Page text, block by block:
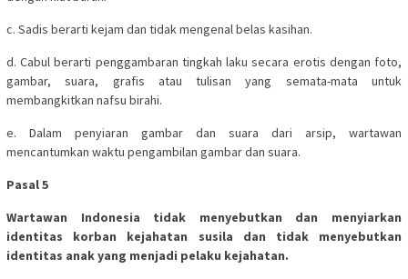
c. Sadis berarti kejam dan tidak mengenal belas kasihan.
d. Cabul berarti penggambaran tingkah laku secara erotis dengan foto,
gambar, suara, grafis atau tulisan yang semata-mata untuk
membangkitkan nafsu birahi.
e. Dalam penyiaran gambar dan suara dari arsip, wartawan
mencantumkan waktu pengambilan gambar dan suara.
Pasal 5
Wartawan Indonesia tidak menyebutkan dan menyiarkan
identitas korban kejahatan susila dan tidak menyebutkan
identitas anak yang menjadi pelaku kejahatan.